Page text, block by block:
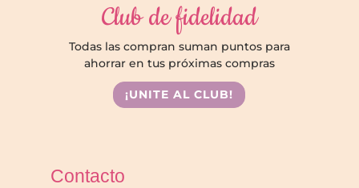
Club de fidelidad
Todas las compran suman puntos para
ahorrar en tus próximas compras
¡UNITE AL CLUB!
Contacto